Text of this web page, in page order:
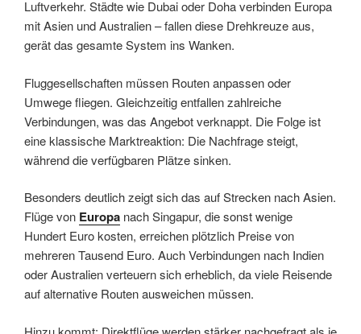
Luftverkehr. Städte wie Dubai oder Doha verbinden Europa
mit Asien und Australien – fallen diese Drehkreuze aus,
gerät das gesamte System ins Wanken.
Fluggesellschaften müssen Routen anpassen oder
Umwege fliegen. Gleichzeitig entfallen zahlreiche
Verbindungen, was das Angebot verknappt. Die Folge ist
eine klassische Marktreaktion: Die Nachfrage steigt,
während die verfügbaren Plätze sinken.
Besonders deutlich zeigt sich das auf Strecken nach Asien.
Flüge von Europa nach Singapur, die sonst wenige
Hundert Euro kosten, erreichen plötzlich Preise von
mehreren Tausend Euro. Auch Verbindungen nach Indien
oder Australien verteuern sich erheblich, da viele Reisende
auf alternative Routen ausweichen müssen.